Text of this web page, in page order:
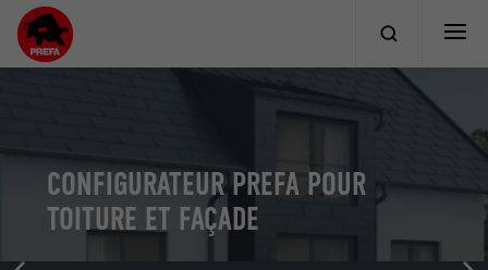
CONFIGURATEUR PREFA POUR
TOITURE ET FAÇADE